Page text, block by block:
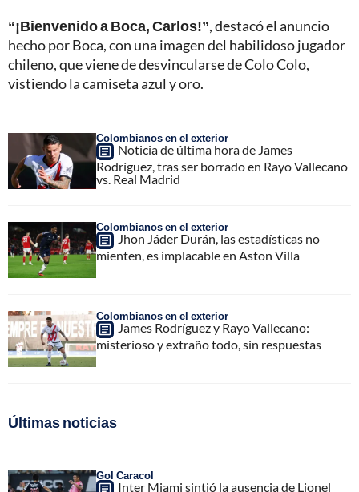
“¡Bienvenido a Boca, Carlos!”, destacó el anuncio
hecho por Boca, con una imagen del habilidoso jugador
chileno, que viene de desvincularse de Colo Colo,
vistiendo la camiseta azul y oro.
Colombianos en el exterior
Noticia de última hora de James
Rodríguez, tras ser borrado en Rayo Vallecano
vs. Real Madrid
Colombianos en el exterior
Jhon Jáder Durán, las estadísticas no
mienten, es implacable en Aston Villa
Colombianos en el exterior
James Rodríguez y Rayo Vallecano:
misterioso y extraño todo, sin respuestas
Últimas noticias
Gol Caracol
Inter Miami sintió la ausencia de Lionel